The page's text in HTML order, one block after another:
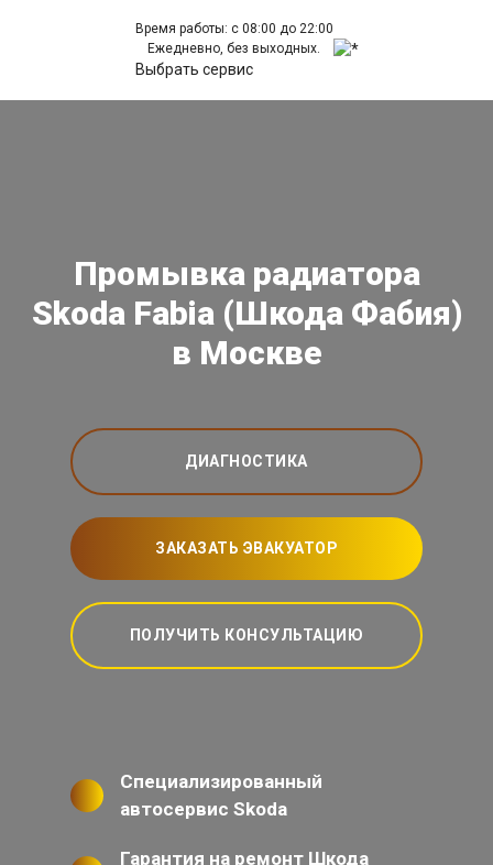
Время работы: с 08:00 до 22:00
Ежедневно, без выходных.
Выбрать сервис
Промывка радиатора
Skoda Fabia (Шкода Фабия)
в Москве
ДИАГНОСТИКА
ЗАКАЗАТЬ ЭВАКУАТОР
ПОЛУЧИТЬ КОНСУЛЬТАЦИЮ
Специализированный
автосервис Skoda
Гарантия на ремонт Шкода